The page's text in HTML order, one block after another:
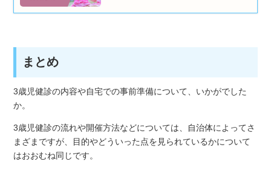
まとめ
3歳児健診の内容や自宅での事前準備について、いかがでした
か。
3歳児健診の流れや開催方法などについては、自治体によってさ
まざまですが、目的やどういった点を見られているかについて
はおおむね同じです。